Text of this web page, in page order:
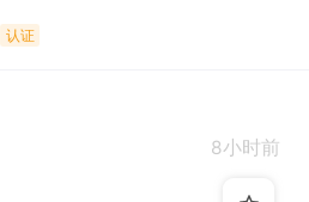
认证
8小时前